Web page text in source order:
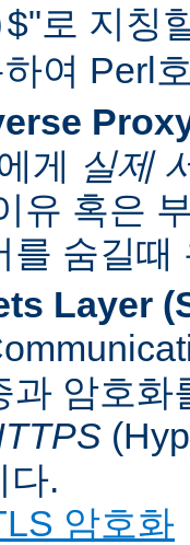
"로 지칭
여 Perl
게 실제
유 혹은
를 숨길때
Layer
과 암호
다.
암호화